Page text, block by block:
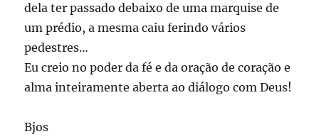
dela ter passado debaixo de uma marquise de
um prédio, a mesma caiu ferindo vários
pedestres…
Eu creio no poder da fé e da oração de coração e
alma inteiramente aberta ao diálogo com Deus!
Bjos